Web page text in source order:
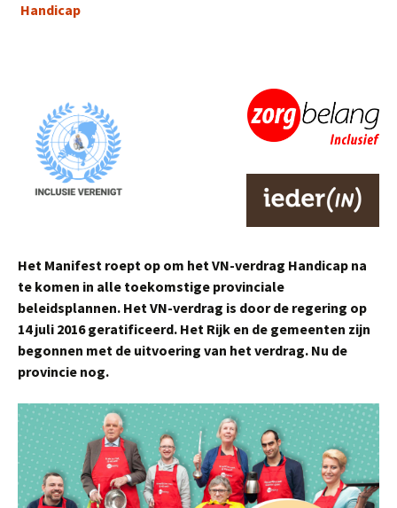
Handicap
Het Manifest roept op om het VN-verdrag Handicap na
te komen in alle toekomstige provinciale
beleidsplannen. Het VN-verdrag is door de regering op
14 juli 2016 geratificeerd. Het Rijk en de gemeenten zijn
begonnen met de uitvoering van het verdrag. Nu de
provincie nog.